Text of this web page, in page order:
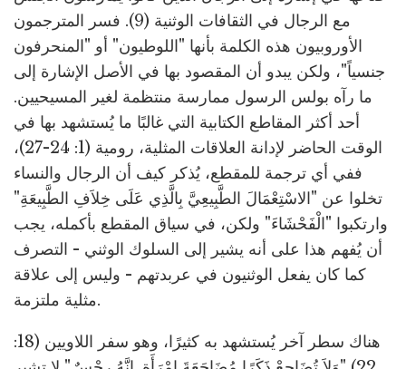
مع الرجال في الثقافات الوثنية (9). فسر المترجمون
الأوروبيون هذه الكلمة بأنها "اللوطيون" أو "المنحرفون
جنسياً"، ولكن يبدو أن المقصود بها في الأصل الإشارة إلى
ما رآه بولس الرسول ممارسة منتظمة لغير المسيحيين.
أحد أكثر المقاطع الكتابية التي غالبًا ما يُستشهد بها في
الوقت الحاضر لإدانة العلاقات المثلية، رومية (1: 24-27)،
ففي أي ترجمة للمقطع، يُذكر كيف أن الرجال والنساء
تخلوا عن "الاسْتِعْمَالَ الطَّبِيعِيَّ بِالَّذِي عَلَى خِلاَفِ الطَّبِيعَةِ"
وارتكبوا "الْفَحْشَاءَ" ولكن، في سياق المقطع بأكمله، يجب
أن يُفهم هذا على أنه يشير إلى السلوك الوثني - التصرف
كما كان يفعل الوثنيون في عربدتهم - وليس إلى علاقة
مثلية ملتزمة.
هناك سطر آخر يُستشهد به كثيرًا، وهو سفر اللاويين (18: